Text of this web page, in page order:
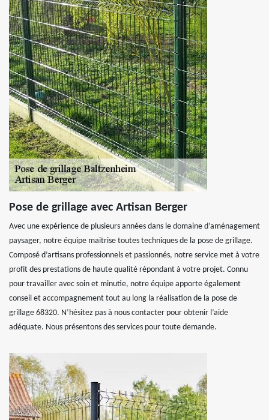
Pose de grillage avec Artisan Berger
Avec une expérience de plusieurs années dans le domaine d’aménagement
paysager, notre équipe maitrise toutes techniques de la pose de grillage.
Composé d’artisans professionnels et passionnés, notre service met à votre
profit des prestations de haute qualité répondant à votre projet. Connu
pour travailler avec soin et minutie, notre équipe apporte également
conseil et accompagnement tout au long la réalisation de la pose de
grillage 68320. N’hésitez pas à nous contacter pour obtenir l’aide
adéquate. Nous présentons des services pour toute demande.